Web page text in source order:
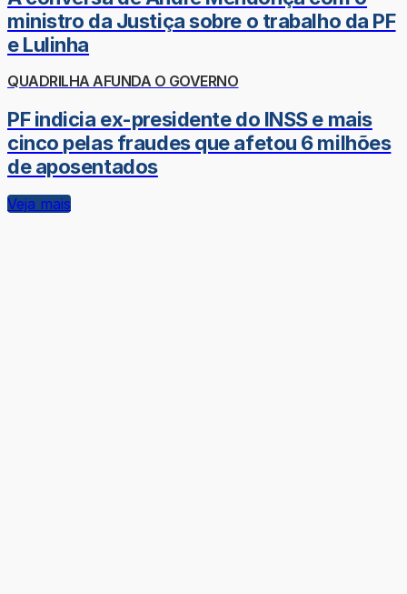
ministro da Justiça sobre o trabalho da PF
e Lulinha
QUADRILHA AFUNDA O GOVERNO
PF indicia ex-presidente do INSS e mais
cinco pelas fraudes que afetou 6 milhões
de aposentados
Veja mais